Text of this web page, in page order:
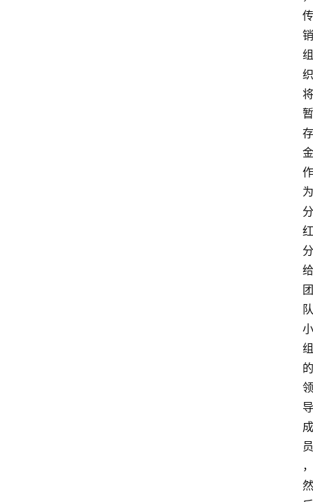
传
销
组
织
将
暂
存
金
作
为
分
红
分
给
团
队
小
组
的
领
导
成
员
，
然